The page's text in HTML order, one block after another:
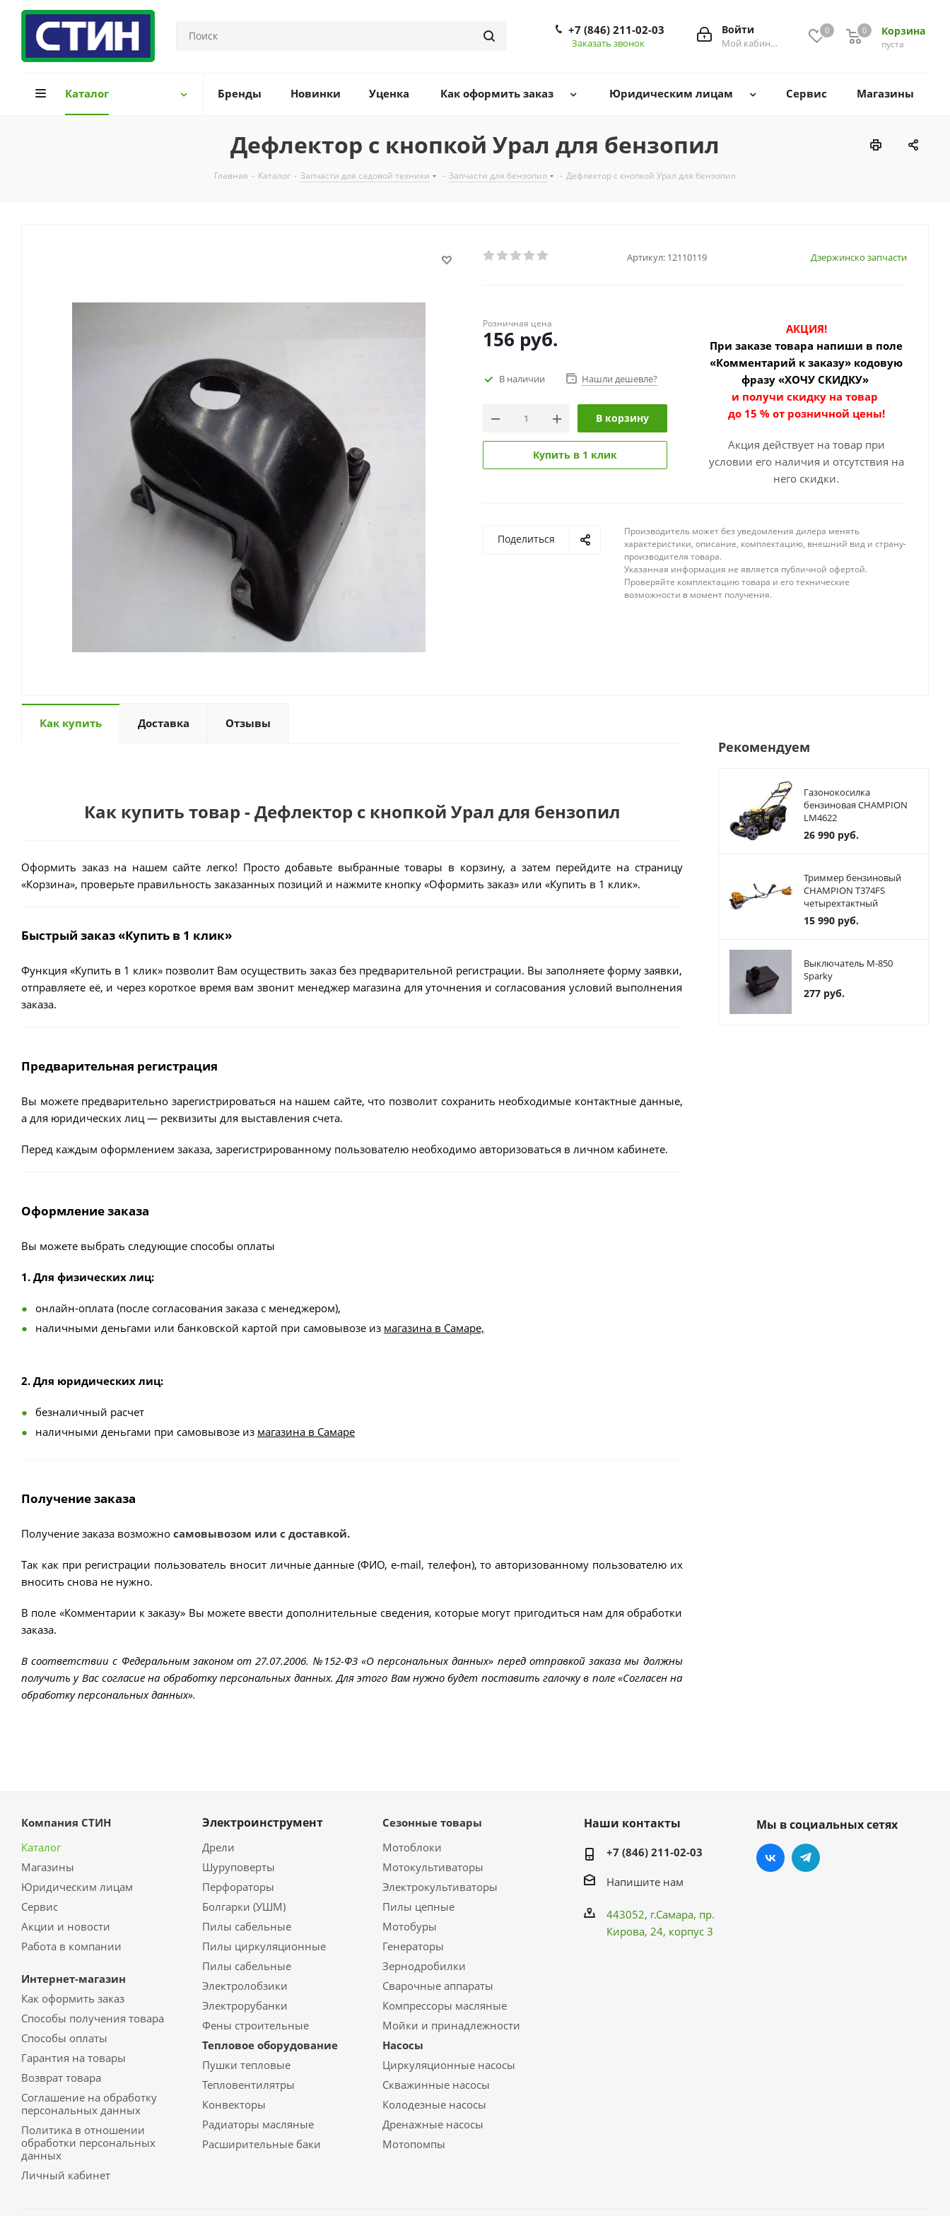
0 Корзина
0
пуста
0
Войти
Мой кабинет
+7 (846) 211-02-03
Заказать звонок
Каталог Бренды Новинки Уценка Как оформить заказ Юридическим лицам Сервис Магазины
Дефлектор с кнопкой Урал для бензопил
Главная - Каталог - Запчасти для садовой техники - Запчасти для бензопил - Дефлектор с кнопкой Урал для бензопил
Артикул: 12110119 Дзержинско запчасти
Розничная цена
156 руб.
В наличии Нашли дешевле?
В корзину
Купить в 1 клик
АКЦИЯ!
При заказе товара напиши в поле
«Комментарий к заказу» кодовую
фразу «ХОЧУ СКИДКУ»
и получи скидку на товар
до 15 % от розничной цены!
Акция действует на товар при
условии его наличия и отсутствия на
него скидки.
Поделиться
Производитель может без уведомления дилера менять
характеристики, описание, комплектацию, внешний вид и страну-
производителя товара.
Указанная информация не является публичной офертой.
Проверяйте комплектацию товара и его технические
возможности в момент получения.
Как купить Доставка Отзывы
Как купить товар - Дефлектор с кнопкой Урал для бензопил
Оформить заказ на нашем сайте легко! Просто добавьте выбранные товары в корзину, а затем перейдите на страницу
«Корзина», проверьте правильность заказанных позиций и нажмите кнопку «Оформить заказ» или «Купить в 1 клик».
Быстрый заказ «Купить в 1 клик»
Функция «Купить в 1 клик» позволит Вам осуществить заказ без предварительной регистрации. Вы заполняете форму заявки,
отправляете её, и через короткое время вам звонит менеджер магазина для уточнения и согласования условий выполнения
заказа.
Предварительная регистрация
Вы можете предварительно зарегистрироваться на нашем сайте, что позволит сохранить необходимые контактные данные,
а для юридических лиц — реквизиты для выставления счета.
Перед каждым оформлением заказа, зарегистрированному пользователю необходимо авторизоваться в личном кабинете.
Оформление заказа
Вы можете выбрать следующие способы оплаты
1. Для физических лиц:
онлайн-оплата (после согласования заказа с менеджером),
наличными деньгами или банковской картой при самовывозе из магазина в Самаре,
2. Для юридических лиц:
безналичный расчет
наличными деньгами при самовывозе из магазина в Самаре
Получение заказа
Получение заказа возможно самовывозом или с доставкой.
Так как при регистрации пользователь вносит личные данные (ФИО, e-mail, телефон), то авторизованному пользователю их
вносить снова не нужно.
В поле «Комментарии к заказу» Вы можете ввести дополнительные сведения, которые могут пригодиться нам для обработки
заказа.
В соответствии с Федеральным законом от 27.07.2006. №152-ФЗ «О персональных данных» перед отправкой заказа мы должны
получить у Вас согласие на обработку персональных данных. Для этого Вам нужно будет поставить галочку в поле «Согласен на
обработку персональных данных».
Рекомендуем
Газонокосилка
бензиновая CHAMPION
LM4622
26 990руб.
Триммер бензиновый
CHAMPION T374FS
четырехтактный
15 990руб.
Выключатель М-850
Sparky
277руб.
Компания СТИН
Каталог
Магазины
Юридическим лицам
Сервис
Акции и новости
Работа в компании
Интернет-магазин
Как оформить заказ
Способы получения товара
Способы оплаты
Гарантия на товары
Возврат товара
Соглашение на обработку
персональных данных
Политика в отношении
обработки персональных
данных
Личный кабинет
Электроинструмент
Дрели
Шуруповерты
Перфораторы
Болгарки (УШМ)
Пилы сабельные
Пилы циркуляционные
Пилы сабельные
Электролобзики
Электрорубанки
Фены строительные
Тепловое оборудование
Пушки тепловые
Тепловентилятры
Конвекторы
Радиаторы масляные
Расширительные баки
Сезонные товары
Мотоблоки
Мотокультиваторы
Электрокультиваторы
Пилы цепные
Мотобуры
Генераторы
Зернодробилки
Сварочные аппараты
Компрессоры масляные
Мойки и принадлежности
Насосы
Циркуляционные насосы
Скважинные насосы
Колодезные насосы
Дренажные насосы
Мотопомпы
Наши контакты
+7 (846) 211-02-03
Напишите нам
443052, г.Самара, пр.
Кирова, 24, корпус 3
Мы в социальных сетях